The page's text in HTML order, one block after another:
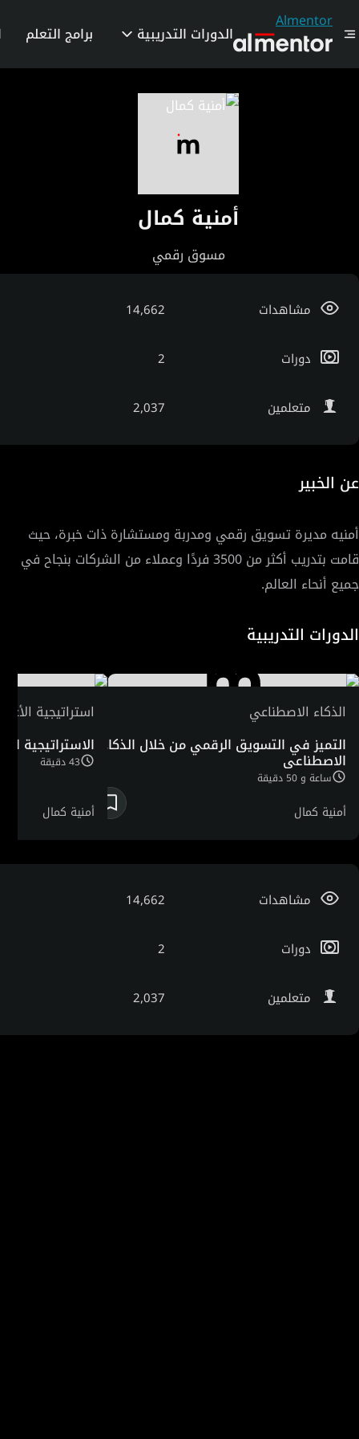
Almentor
الدورات التدريبية برامج التعلم
أمنية كمال
مسوق رقمي
مشاهدات 14,662
دورات 2
متعلمين 2,037
عن الخبير
أمنيه مديرة تسويق رقمي ومدربة ومستشارة ذات خبرة، حيث
قامت بتدريب أكثر من 3500 فردًا وعملاء من الشركات بنجاح في
جميع أنحاء العالم.
الدورات التدريبية
الذكاء الاصطناعي
التميز في التسويق الرقمي من خلال الذكاء
الاصطناعي
ساعة و 50 دقيقة
أمنية كمال
استراتيجية
الاستراتيجية
43 دقيقة
أمنية كمال
مشاهدات 14,662
دورات 2
متعلمين 2,037